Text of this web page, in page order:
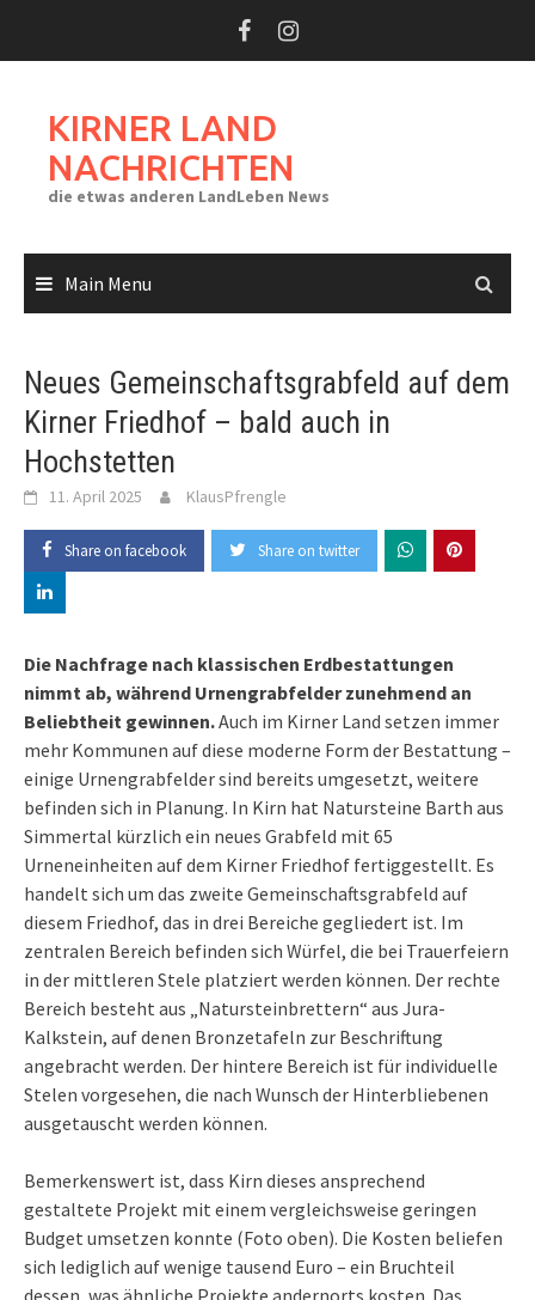
KIRNER LAND
NACHRICHTEN
die etwas anderen LandLeben News
Main Menu
Neues Gemeinschaftsgrabfeld auf dem
Kirner Friedhof – bald auch in
Hochstetten
11. April 2025 KlausPfrengle
Share on facebook Share on twitter
Die Nachfrage nach klassischen Erdbestattungen
nimmt ab, während Urnengrabfelder zunehmend an
Beliebtheit gewinnen.Auch im Kirner Land setzen immer
mehr Kommunen auf diese moderne Form der Bestattung –
einige Urnengrabfelder sind bereits umgesetzt, weitere
befinden sich in Planung. In Kirn hat Natursteine Barth aus
Simmertal kürzlich ein neues Grabfeld mit 65
Urneneinheiten auf dem Kirner Friedhof fertiggestellt. Es
handelt sich um das zweite Gemeinschaftsgrabfeld auf
diesem Friedhof, das in drei Bereiche gegliedert ist. Im
zentralen Bereich befinden sich Würfel, die bei Trauerfeiern
in der mittleren Stele platziert werden können. Der rechte
Bereich besteht aus „Natursteinbrettern“ aus Jura-
Kalkstein, auf denen Bronzetafeln zur Beschriftung
angebracht werden. Der hintere Bereich ist für individuelle
Stelen vorgesehen, die nach Wunsch der Hinterbliebenen
ausgetauscht werden können.
Bemerkenswert ist, dass Kirn dieses ansprechend
gestaltete Projekt mit einem vergleichsweise geringen
Budget umsetzen konnte (Foto oben). Die Kosten beliefen
sich lediglich auf wenige tausend Euro – ein Bruchteil
dessen, was ähnliche Projekte andernorts kosten. Das